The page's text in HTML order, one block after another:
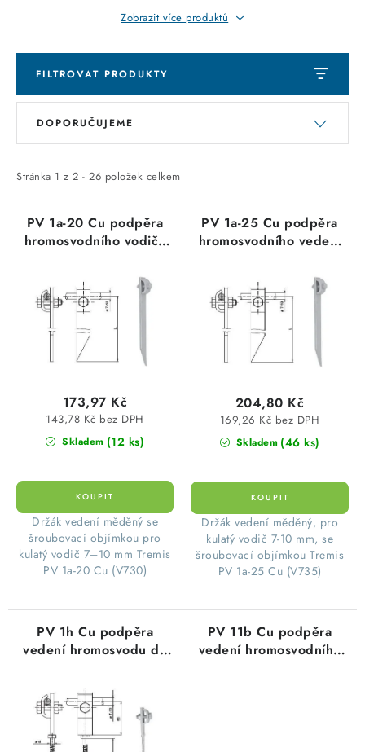
OHŘÍVAČE VODY
CHYTRÁ DOMÁCNOST
SVÍTIDLA interiérová
SVÍTIDLA technická
NÁŘADÍ
Položky bez zařazené kategorie dle výrobců
OSVĚTLENÍ
Otevírací doba výdejny
Obchodní podmínky
Ochrana osobních údajů
Moje objednávka
Zobrazit více produktů
FILTROVAT PRODUKTY
V
i
Stránka 1 z 2 - 26 položek celkem
Ř
e
p
DOPORUČUJEME
PV 1a-20 Cu podpěra
hromosvodního vodiče
délka 200mm, Cu měď
Skladem (12 ks)
143,78 Kč bez DPH
173,97 Kč
Držák vedení měděný se
šroubovací objímkou pro
kulatý vodič 7–10 mm Tremis
PV 1a-20 Cu (V730)
PV 1a-25 Cu podpěra
hromosvodního vedení
délka 250mm, Cu měď
Skladem (46 ks)
169,26 Kč bez DPH
204,80 Kč
Držák vedení měděný, pro
kulatý vodič 7-10 mm, se
šroubovací objímkou Tremis
PV 1a-25 Cu (V735)
PV 1h Cu podpěra
vedení hromosvodu do
6mm, délka 50mm, Cu
měď
PV 11b Cu podpěra
vedení hromosvodního